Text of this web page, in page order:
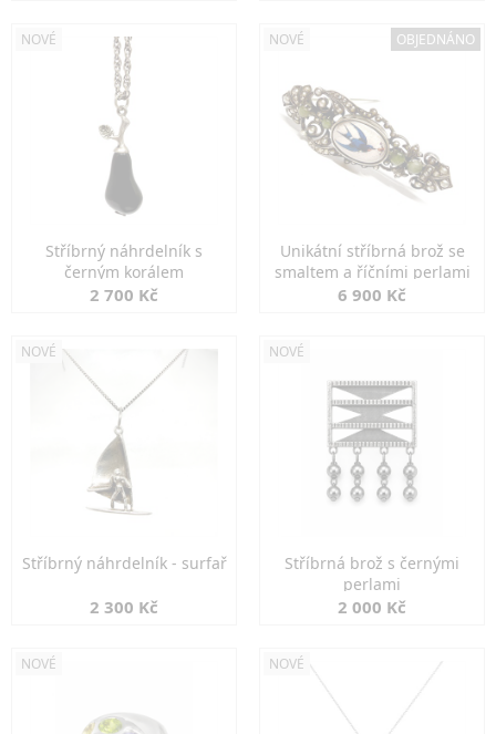
NOVÉ
Stříbrný náhrdelník s
černým korálem
2 700 Kč
NOVÉ OBJEDNÁNO
Unikátní stříbrná brož se
smaltem a říčními perlami
6 900 Kč
NOVÉ
Stříbrný náhrdelník - surfař
2 300 Kč
NOVÉ
Stříbrná brož s černými
perlami
2 000 Kč
NOVÉ NOVÉ